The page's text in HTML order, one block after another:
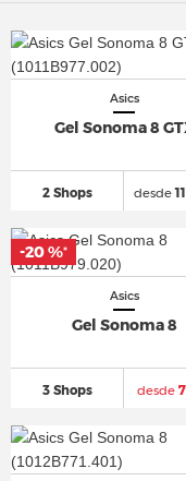
Asics
Gel Sonoma 8
2 Shops desde
Asics
Gel Sonoma 8
3 Shops desde
-20 %*